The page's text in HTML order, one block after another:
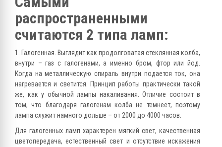
распространенными
считаются 2 типа ламп:
1. Галогенная. Выглядит как продолговатая стеклянная колба,
внутри – газ с галогенами, а именно бром, фтор или йод.
Когда на металлическую спираль внутри подается ток, она
нагревается и светится. Принцип работы практически такой
же, как у обычной лампы накаливания. Отличие состоит в
том, что благодаря галогенам колба не темнеет, поэтому
лампа служит намного дольше – от 2000 до 4000 часов.
Для галогенных ламп характерен мягкий свет, качественная
цветопередача, естественный свет и отсутствие искажения